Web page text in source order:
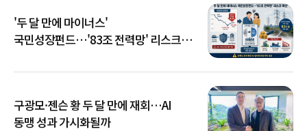
'두 달 만에 마이너스'
국민성장펀드…'83조 전력망' 리스크
구광모·젠슨 황 두 달 만에 재회…AI
동맹 성과 가시화될까